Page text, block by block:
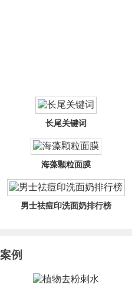
长尾关键词
海藻颗粒面膜
男士祛痘印洗面奶排行榜
例